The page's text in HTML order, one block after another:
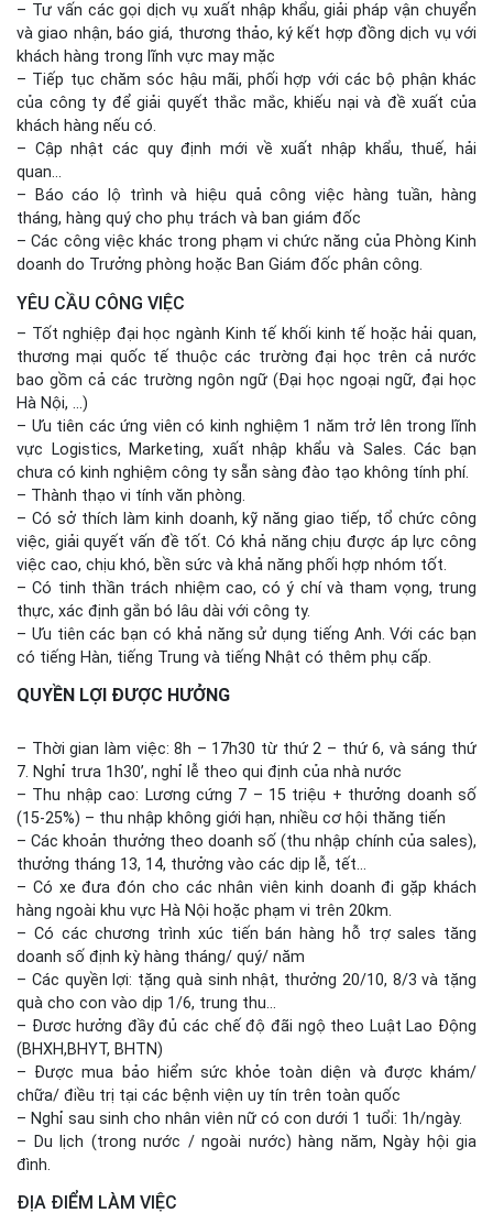
– Tư vấn các gọi dịch vụ xuất nhập khẩu, giải pháp vận chuyển
và giao nhận, báo giá, thương thảo, ký kết hợp đồng dịch vụ với
khách hàng trong lĩnh vực may mặc
– Tiếp tục chăm sóc hậu mãi, phối hợp với các bộ phận khác
của công ty để giải quyết thắc mắc, khiếu nại và đề xuất của
khách hàng nếu có.
– Cập nhật các quy định mới về xuất nhập khẩu, thuế, hải
quan…
– Báo cáo lộ trình và hiệu quả công việc hàng tuần, hàng
tháng, hàng quý cho phụ trách và ban giám đốc
– Các công việc khác trong phạm vi chức năng của Phòng Kinh
doanh do Trưởng phòng hoặc Ban Giám đốc phân công.
YÊU CẦU CÔNG VIỆC
– Tốt nghiệp đại học ngành Kinh tế khối kinh tế hoặc hải quan,
thương mại quốc tế thuộc các trường đại học trên cả nước
bao gồm cả các trường ngôn ngữ (Đại học ngoại ngữ, đại học
Hà Nội, …)
– Ưu tiên các ứng viên có kinh nghiệm 1 năm trở lên trong lĩnh
vực Logistics, Marketing, xuất nhập khẩu và Sales. Các bạn
chưa có kinh nghiệm công ty sẵn sàng đào tạo không tính phí.
– Thành thạo vi tính văn phòng.
– Có sở thích làm kinh doanh, kỹ năng giao tiếp, tổ chức công
việc, giải quyết vấn đề tốt. Có khả năng chịu được áp lực công
việc cao, chịu khó, bền sức và khả năng phối hợp nhóm tốt.
– Có tinh thần trách nhiệm cao, có ý chí và tham vọng, trung
thực, xác định gắn bó lâu dài với công ty.
– Ưu tiên các bạn có khả năng sử dụng tiếng Anh. Với các bạn
có tiếng Hàn, tiếng Trung và tiếng Nhật có thêm phụ cấp.
QUYỀN LỢI ĐƯỢC HƯỞNG
– Thời gian làm việc: 8h – 17h30 từ thứ 2 – thứ 6, và sáng thứ
7. Nghỉ trưa 1h30’, nghỉ lễ theo qui định của nhà nước
– Thu nhập cao: Lương cứng 7 – 15 triệu + thưởng doanh số
(15-25%) – thu nhập không giới hạn, nhiều cơ hội thăng tiến
– Các khoản thưởng theo doanh số (thu nhập chính của sales),
thưởng tháng 13, 14, thưởng vào các dịp lễ, tết…
– Có xe đưa đón cho các nhân viên kinh doanh đi gặp khách
hàng ngoài khu vực Hà Nội hoặc phạm vi trên 20km.
– Có các chương trình xúc tiến bán hàng hỗ trợ sales tăng
doanh số định kỳ hàng tháng/ quý/ năm
– Các quyền lợi: tặng quà sinh nhật, thưởng 20/10, 8/3 và tặng
quà cho con vào dịp 1/6, trung thu…
– Đươc hưởng đầy đủ các chế độ đãi ngộ theo Luật Lao Động
(BHXH,BHYT, BHTN)
– Được mua bảo hiểm sức khỏe toàn diện và được khám/
chữa/ điều trị tại các bệnh viện uy tín trên toàn quốc
– Nghỉ sau sinh cho nhân viên nữ có con dưới 1 tuổi: 1h/ngày.
– Du lịch (trong nước / ngoài nước) hàng năm, Ngày hội gia
đình.
ĐỊA ĐIỂM LÀM VIỆC